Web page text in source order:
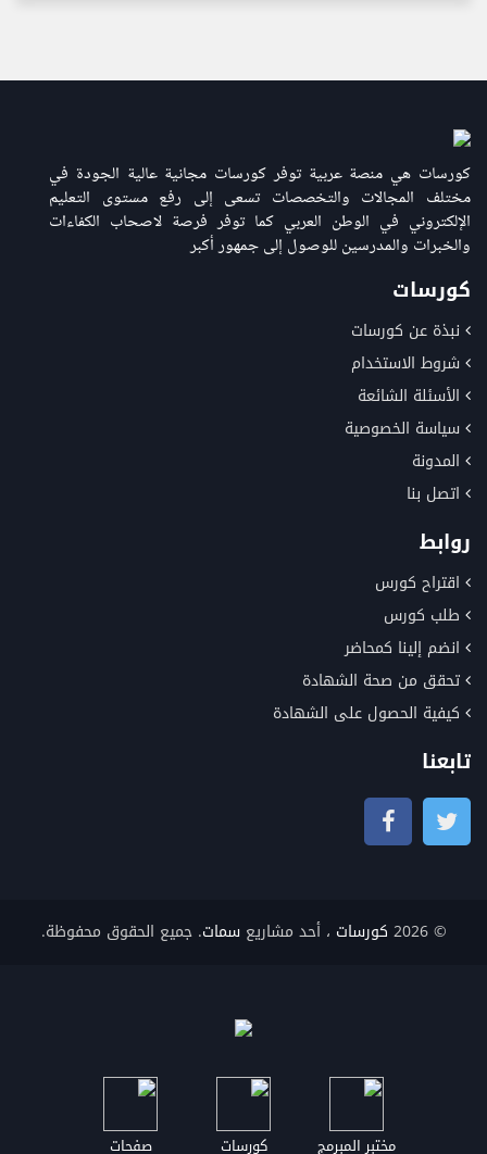
كورسات هي منصة عربية توفر كورسات مجانية عالية الجودة في
مختلف المجالات والتخصصات تسعى إلى رفع مستوى التعليم
الإلكتروني في الوطن العربي كما توفر فرصة لاصحاب الكفاءات
والخبرات والمدرسين للوصول إلى جمهور أكبر
كورسات
نبذة عن كورسات
شروط الاستخدام
الأسئلة الشائعة
سياسة الخصوصية
المدونة
اتصل بنا
روابط
اقتراح كورس
طلب كورس
انضم إلينا كمحاضر
تحقق من صحة الشهادة
كيفية الحصول على الشهادة
تابعنا
© 2026 كورسات ، أحد مشاريعسمات. جميع الحقوق محفوظة.
مختبر المبرمج كورسات صفحات